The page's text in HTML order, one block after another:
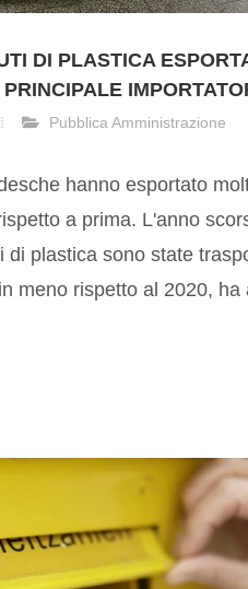
DI PLASTICA
Pubblica Amministrazione
hanno esportato
a prima. L'anno
di plastica sono state
meno rispetto al 2020, ha